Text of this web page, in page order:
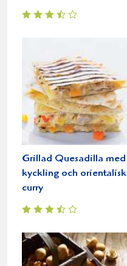
Grillad Quesadilla med
kyckling och orientalisk
curry